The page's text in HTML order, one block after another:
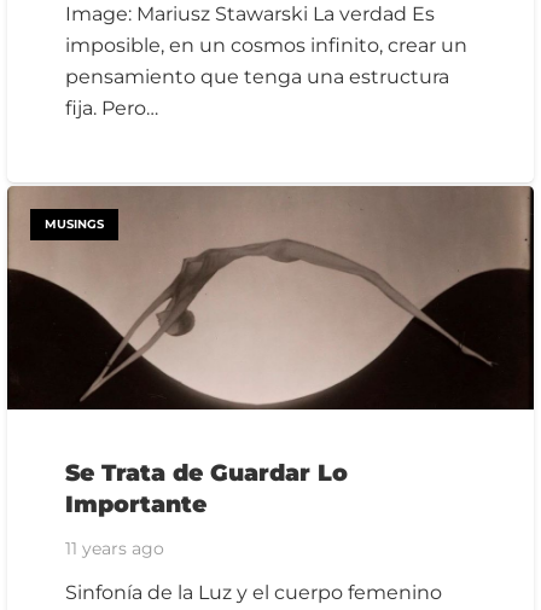
Image: Mariusz Stawarski La verdad Es
imposible, en un cosmos infinito, crear un
pensamiento que tenga una estructura
fija. Pero…
MUSINGS
Se Trata de Guardar Lo
Importante
11 years ago
Sinfonía de la Luz y el cuerpo femenino